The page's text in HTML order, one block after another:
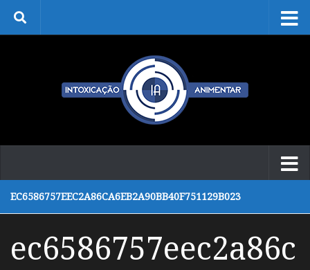
Skip to content
EC6586757EEC2A86CA6EB2A90BB40F751129B023
ec6586757eec2a86c